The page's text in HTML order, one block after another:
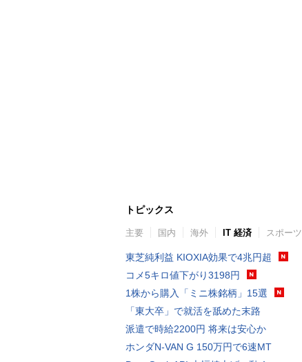
トピックス
主要 国内 海外 IT 経済 スポーツ
東芝純利益 KIOXIA効果で4兆円超
コメ5キロ値下がり3198円
1株から購入「ミニ株銘柄」15選
「東大卒」で就活を舐めた末路
派遣で時給2200円 将来は安心か
ホンダN-VAN G 150万円で6速MT